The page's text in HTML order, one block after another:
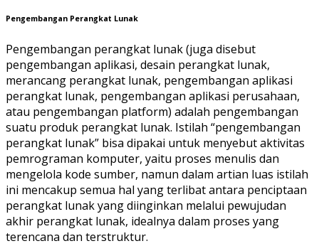
Pengembangan Perangkat Lunak
Pengembangan perangkat lunak (juga disebut
pengembangan aplikasi, desain perangkat lunak,
merancang perangkat lunak, pengembangan aplikasi
perangkat lunak, pengembangan aplikasi perusahaan,
atau pengembangan platform) adalah pengembangan
suatu produk perangkat lunak. Istilah “pengembangan
perangkat lunak” bisa dipakai untuk menyebut aktivitas
pemrograman komputer, yaitu proses menulis dan
mengelola kode sumber, namun dalam artian luas istilah
ini mencakup semua hal yang terlibat antara penciptaan
perangkat lunak yang diinginkan melalui pewujudan
akhir perangkat lunak, idealnya dalam proses yang
terencana dan terstruktur.